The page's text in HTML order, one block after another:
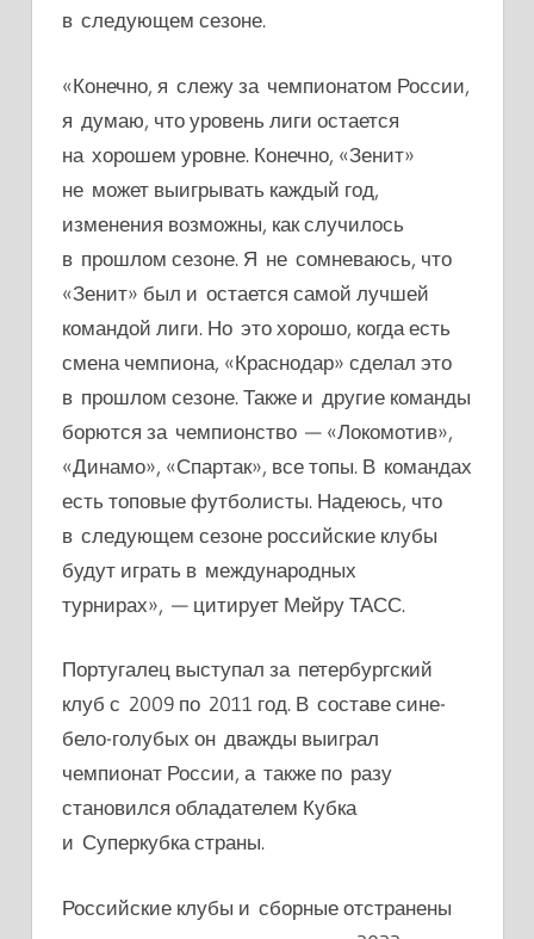
в следующем сезоне.
«Конечно, я слежу за чемпионатом России,
я думаю, что уровень лиги остается
на хорошем уровне. Конечно, «Зенит»
не может выигрывать каждый год,
изменения возможны, как случилось
в прошлом сезоне. Я не сомневаюсь, что
«Зенит» был и остается самой лучшей
командой лиги. Но это хорошо, когда есть
смена чемпиона, «Краснодар» сделал это
в прошлом сезоне. Также и другие команды
борются за чемпионство — «Локомотив»,
«Динамо», «Спартак», все топы. В командах
есть топовые футболисты. Надеюсь, что
в следующем сезоне российские клубы
будут играть в международных
турнирах», — цитирует Мейру ТАСС.
Португалец выступал за петербургский
клуб с 2009 по 2011 год. В составе сине-
бело-голубых он дважды выиграл
чемпионат России, а также по разу
становился обладателем Кубка
и Суперкубка страны.
Российские клубы и сборные отстранены